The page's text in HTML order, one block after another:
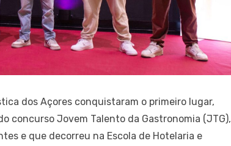
dos Açores conquistaram o primeiro lugar,
concurso Jovem Talento da Gastronomia (JTG),
e que decorreu na Escola de Hotelaria e